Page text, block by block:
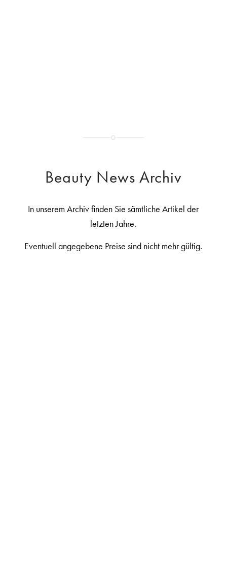
Beauty News Archiv
In unserem Archiv finden Sie sämtliche Artikel der
letzten Jahre.
Eventuell angegebene Preise sind nicht mehr gültig.